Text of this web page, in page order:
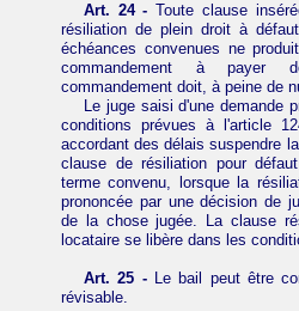
Art. 24 - Toute clause
résiliation de plein droit à
échéances convenues ne
commandement à payer
commandement doit, à peine de
Le juge saisi d'une demande
conditions prévues à l'article
accordant des délais suspendre
clause de résiliation pour
terme convenu, lorsque la
prononcée par une décision de
de la chose jugée. La clause
locataire se libère dans les
Art. 25 -Le bail peut être
révisable.